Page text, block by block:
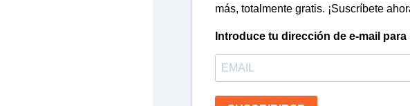
más, totalmente gratis. ¡Suscríbete
Introduce tu dirección de e-mail